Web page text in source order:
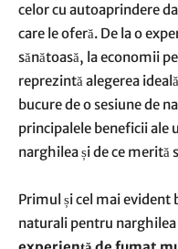
celor cu autoaprindere
care le oferă. De la o
sănătoasă, la economii
reprezintă alegerea
bucure de o sesiune de
principalele beneficii ale
narghilea și de ce merită
Primul și cel mai
naturali pentru narghilea